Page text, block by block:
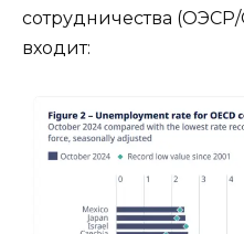
сотрудничества (ОЭСР/
входит: